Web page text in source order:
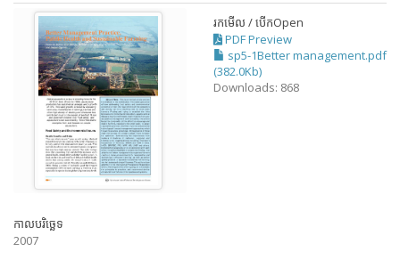
រកមើល / បើកOpen
PDF Preview
sp5-1Better management.pdf
(382.0Kb)
Downloads: 868
កាលបរិច្ឆេទ
2007